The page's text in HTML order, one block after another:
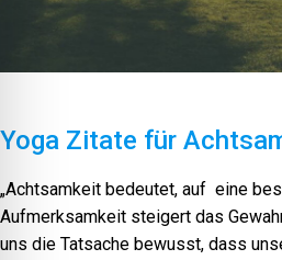
Yoga Zitate für
„Achtsamkeit bedeutet, auf eine
Aufmerksamkeit steigert das
uns die Tatsache bewusst, dass